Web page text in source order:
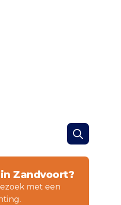
Zoeken
Zandvoort?
met een